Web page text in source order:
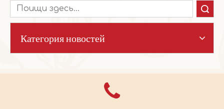
Категория новостей